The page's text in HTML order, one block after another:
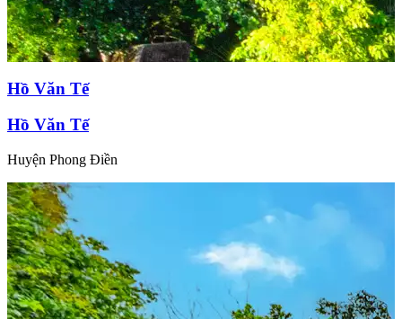
Hồ Văn Tế
Hồ Văn Tế
Huyện Phong Điền